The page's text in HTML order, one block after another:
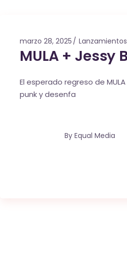
marzo 28, 2025 Lanzamientos
MULA + Jessy
El esperado regreso de
punk y desenfa
By Equal Media